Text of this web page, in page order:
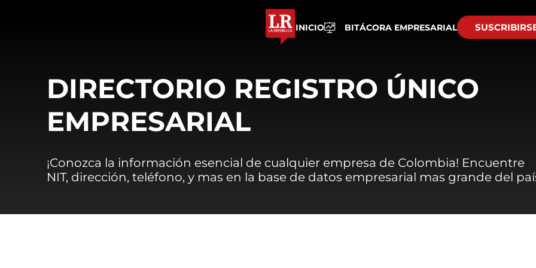
INICIO BITÁCORA EMPRESARIAL
DIRECTORIO REGISTRO ÚNICO
EMPRESARIAL
¡Conozca la información esencial de cualquier empresa de Colombia! Encuentre
NIT, dirección, teléfono, y mas en la base de datos empresarial mas grande del